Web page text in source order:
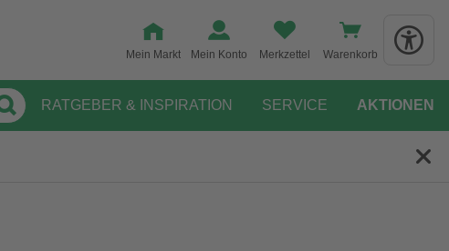
Mein Markt Mein Konto Merkzettel Warenkorb
RATGEBER & INSPIRATION SERVICE AKTIONEN